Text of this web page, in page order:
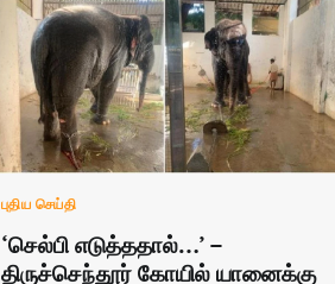
புதிய செய்தி
‘செல்பி எடுத்ததால்…’ –
திருச்செந்தூர் கோயில் யானைக்கு